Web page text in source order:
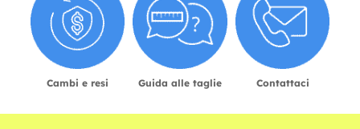
Cambi e resi Guida alle taglie Contattaci